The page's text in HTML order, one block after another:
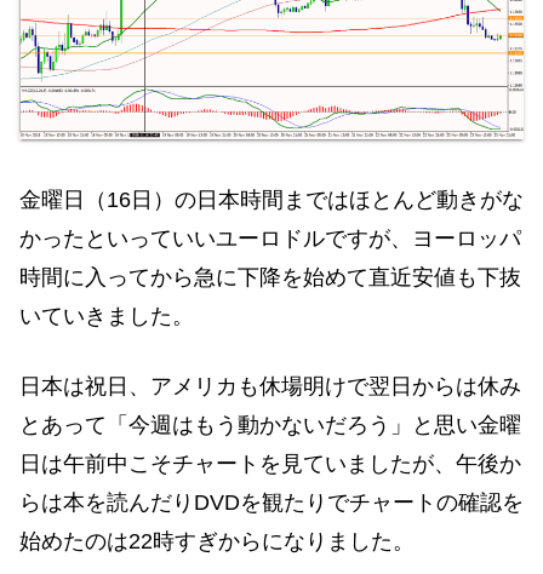
金曜日（16日）の日本時間まではほとんど動きがな
かったといっていいユーロドルですが、ヨーロッパ
時間に入ってから急に下降を始めて直近安値も下抜
いていきました。
日本は祝日、アメリカも休場明けで翌日からは休み
とあって「今週はもう動かないだろう」と思い金曜
日は午前中こそチャートを見ていましたが、午後か
らは本を読んだりDVDを観たりでチャートの確認を
始めたのは22時すぎからになりました。